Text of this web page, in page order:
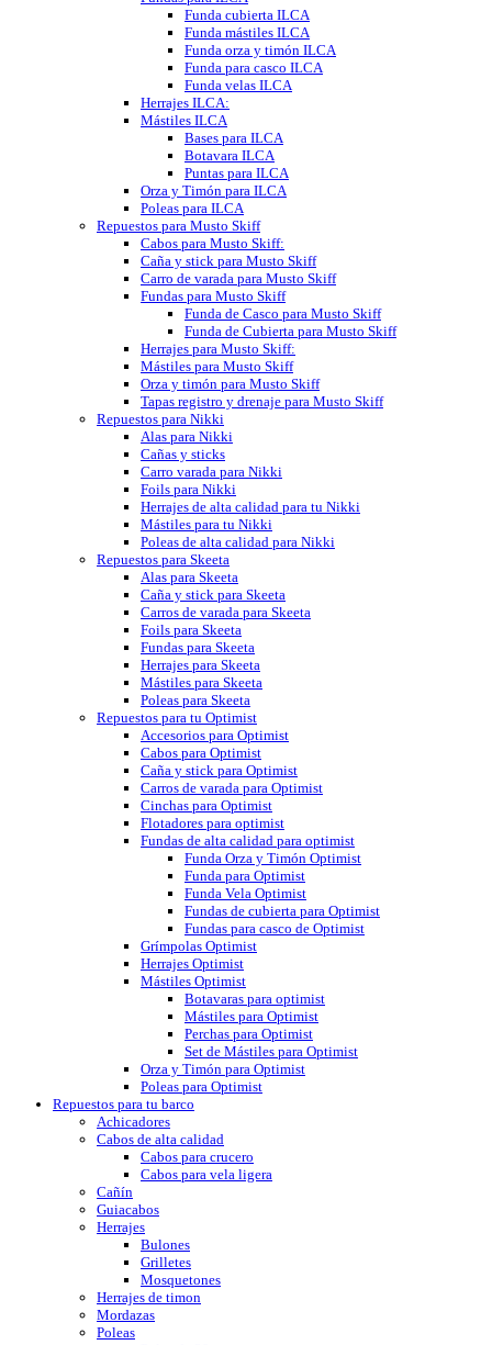
Funda cubierta ILCA
Funda mástiles ILCA
Funda orza y timón ILCA
Funda para casco ILCA
Funda velas ILCA
Herrajes ILCA:
Mástiles ILCA
Bases para ILCA
Botavara ILCA
Puntas para ILCA
Orza y Timón para ILCA
Poleas para ILCA
Repuestos para Musto Skiff
Cabos para Musto Skiff:
Caña y stick para Musto Skiff
Carro de varada para Musto Skiff
Fundas para Musto Skiff
Funda de Casco para Musto Skiff
Funda de Cubierta para Musto Skiff
Herrajes para Musto Skiff:
Mástiles para Musto Skiff
Orza y timón para Musto Skiff
Tapas registro y drenaje para Musto Skiff
Repuestos para Nikki
Alas para Nikki
Cañas y sticks
Carro varada para Nikki
Foils para Nikki
Herrajes de alta calidad para tu Nikki
Mástiles para tu Nikki
Poleas de alta calidad para Nikki
Repuestos para Skeeta
Alas para Skeeta
Caña y stick para Skeeta
Carros de varada para Skeeta
Foils para Skeeta
Fundas para Skeeta
Herrajes para Skeeta
Mástiles para Skeeta
Poleas para Skeeta
Repuestos para tu Optimist
Accesorios para Optimist
Cabos para Optimist
Caña y stick para Optimist
Carros de varada para Optimist
Cinchas para Optimist
Flotadores para optimist
Fundas de alta calidad para optimist
Funda Orza y Timón Optimist
Funda para Optimist
Funda Vela Optimist
Fundas de cubierta para Optimist
Fundas para casco de Optimist
Grímpolas Optimist
Herrajes Optimist
Mástiles Optimist
Botavaras para optimist
Mástiles para Optimist
Perchas para Optimist
Set de Mástiles para Optimist
Orza y Timón para Optimist
Poleas para Optimist
Repuestos para tu barco
Achicadores
Cabos de alta calidad
Cabos para crucero
Cabos para vela ligera
Cañín
Guiacabos
Herrajes
Bulones
Grilletes
Mosquetones
Herrajes de timon
Mordazas
Poleas